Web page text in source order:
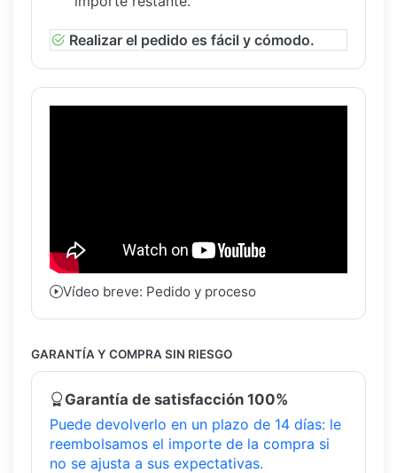
Realizar el pedido es fácil y cómodo.
Vídeo breve: Pedido y proceso
GARANTÍA Y COMPRA SIN RIESGO
Garantía de satisfacción 100%
Puede devolverlo en un plazo de 14 días: le
reembolsamos el importe de la compra si
no se ajusta a sus expectativas.